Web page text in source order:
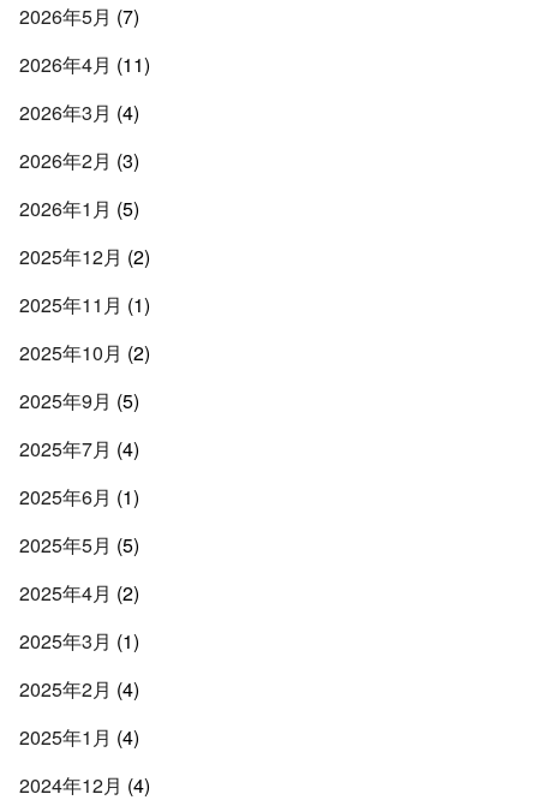
2026年5月 (7)
2026年4月 (11)
2026年3月 (4)
2026年2月 (3)
2026年1月 (5)
2025年12月 (2)
2025年11月 (1)
2025年10月 (2)
2025年9月 (5)
2025年7月 (4)
2025年6月 (1)
2025年5月 (5)
2025年4月 (2)
2025年3月 (1)
2025年2月 (4)
2025年1月 (4)
2024年12月 (4)